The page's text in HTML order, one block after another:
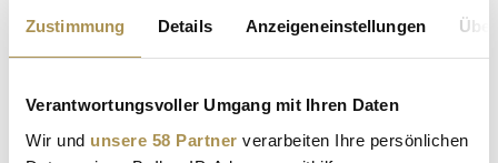
Zustimmung Details Anzeigeneinstellungen
Verantwortungsvoller Umgang mit Ihren Daten
Wir und unsere 58 Partner verarbeiten Ihre persönlichen
Setzen Sie die gesuchten Wörter zwischen
Anführungszeichen: zb "Vorname Nachname".
106-jähriges Cover-Model ziert die Titelseite der
"Vogue"